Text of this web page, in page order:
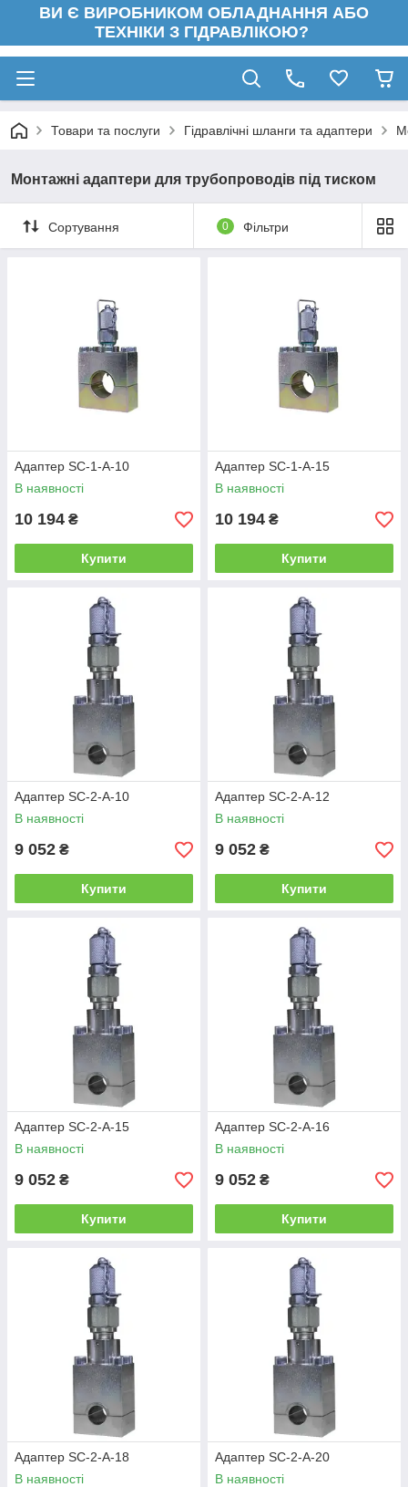
ВИ Є ВИРОБНИКОМ ОБЛАДНАННЯ АБО
ТЕХНІКИ З ГІДРАВЛІКОЮ?
Товари та послуги Гідравлічні шланги та адаптери
Монтажні адаптери для трубопроводів під тиском
Сортування 0 Фільтри
Адаптер SC-1-A-10
В наявності
10 194 ₴
Купити
Адаптер SC-1-A-15
В наявності
10 194 ₴
Купити
Адаптер SC-2-A-10
В наявності
9 052 ₴
Купити
Адаптер SC-2-A-12
В наявності
9 052 ₴
Купити
Адаптер SC-2-A-15
В наявності
9 052 ₴
Купити
Адаптер SC-2-A-16
В наявності
9 052 ₴
Купити
Адаптер SC-2-A-18
В наявності
Адаптер SC-2-A-20
В наявності